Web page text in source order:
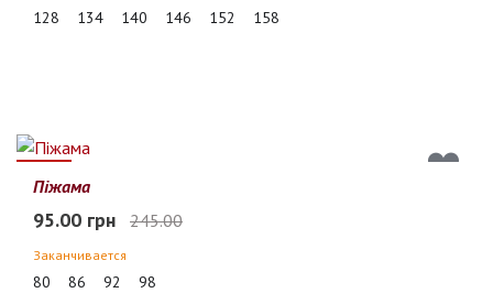
128 134 140 146 152 158
61%
Піжама
95.00 грн 245.00
Заканчивается
80 86 92 98